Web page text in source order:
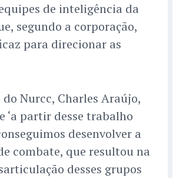
de inteligência da
segundo a corporação,
para direcionar as
do Nurcc, Charles Araújo,
‘a partir desse trabalho
desenvolver a
combate, que resultou na
desses grupos